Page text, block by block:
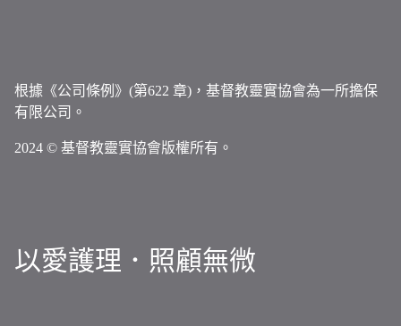
根據《公司條例》(第622 章)，基督教靈實協會為一所擔保
有限公司。
2024 © 基督教靈實協會版權所有。
以愛護理．照顧無微